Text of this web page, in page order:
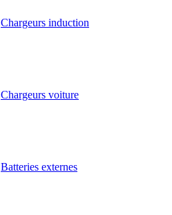
Chargeurs induction
Chargeurs voiture
Batteries externes